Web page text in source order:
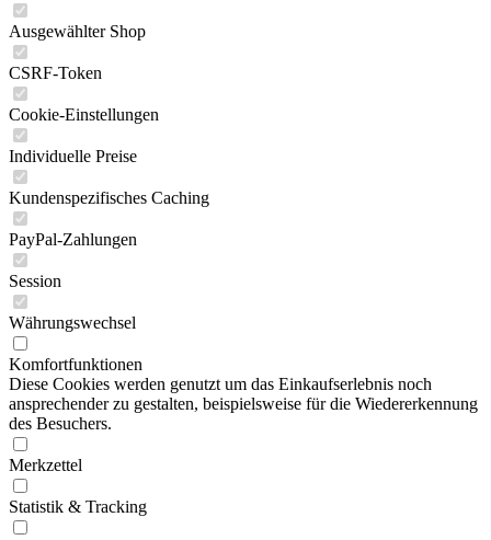
Ausgewählter Shop
CSRF-Token
Cookie-Einstellungen
Individuelle Preise
Kundenspezifisches Caching
PayPal-Zahlungen
Session
Währungswechsel
Komfortfunktionen
Diese Cookies werden genutzt um das Einkaufserlebnis noch
ansprechender zu gestalten, beispielsweise für die Wiedererkennung
des Besuchers.
Merkzettel
Statistik & Tracking